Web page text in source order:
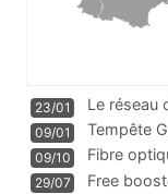
23/01
Le réseau
m
09/01
Tempête
09/10
Fibre
pass
29/07
Free